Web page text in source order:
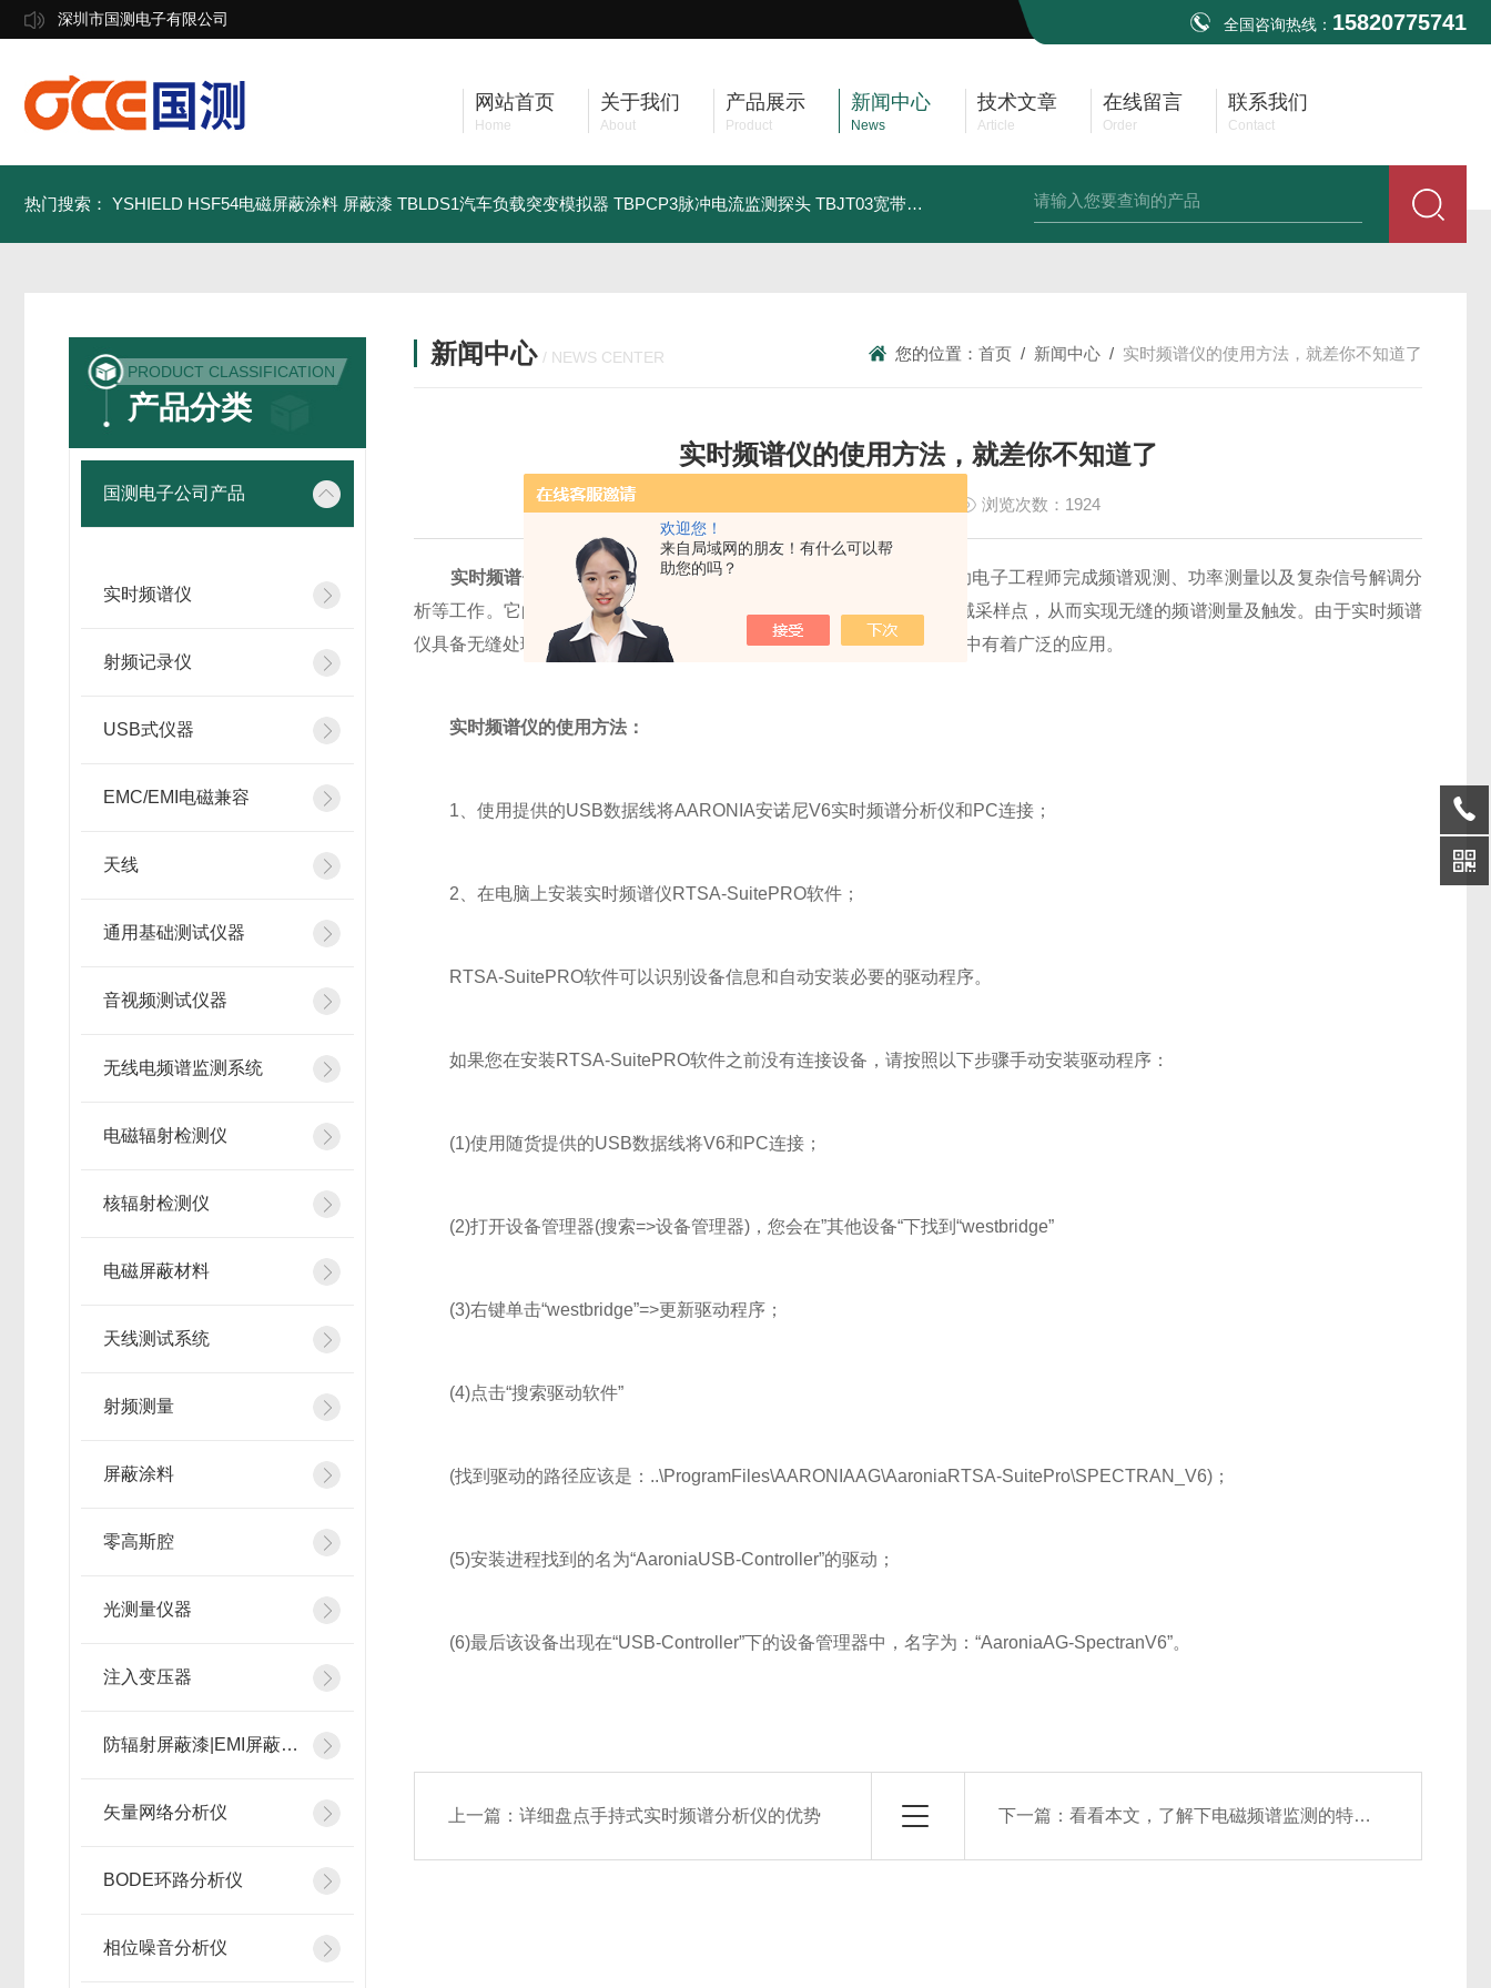
欢迎您！
来自局域网的朋友！有什么可以帮
助您的吗？
深圳市国测电子有限公司 全国咨询热线： 15820775741
网站首页
Home
关于我们
About
产品展示
Product
新闻中心
News
技术文章
Article
在线留言
Order
联系我们
Contact
热门搜索： YSHIELD HSF54电磁屏蔽涂料 屏蔽漆 TBLDS1汽车负载突变模拟器 TBPCP3脉冲电流监测探头 TBJT03宽带注入变压器 TBMA8 EMI测试天线30MHz-3GHz TBMA1B EMI双锥天线30M-3G
PRODUCT CLASSIFICATION
产品分类
国测电子公司产品
实时频谱仪
射频记录仪
USB式仪器
EMC/EMI电磁兼容
天线
通用基础测试仪器
音视频测试仪器
无线电频谱监测系统
电磁辐射检测仪
核辐射检测仪
电磁屏蔽材料
天线测试系统
射频测量
屏蔽涂料
零高斯腔
光测量仪器
注入变压器
防辐射屏蔽漆|EMI屏蔽涂料
矢量网络分析仪
BODE环路分析仪
相位噪音分析仪
新闻中心 / NEWS CENTER 您的位置： 首页 / 新闻中心 / 实时频谱仪的使用方法，就差你不知道了
实时频谱仪的使用方法，就差你不知道了
浏览次数：1924
实时频谱仪
是射频微波设计和测试工作中的常用仪器，它能够帮助电子工程师完成频谱观测、功率测量以及复杂信号解调分
析等工作。它的最大特点在于在信号处理过程中能够*利用所采集的时域采样点，从而实现无缝的频谱测量及触发。由于实时频谱
仪具备无缝处理能力，使得它在频谱监测，研发诊断以及雷达系统设计中有着广泛的应用。
实时频谱仪的使用方法：
1、使用提供的USB数据线将AARONIA安诺尼V6实时频谱分析仪和PC连接；
2、在电脑上安装实时频谱仪RTSA-SuitePRO软件；
RTSA-SuitePRO软件可以识别设备信息和自动安装必要的驱动程序。
如果您在安装RTSA-SuitePRO软件之前没有连接设备，请按照以下步骤手动安装驱动程序：
(1)使用随货提供的USB数据线将V6和PC连接；
(2)打开设备管理器(搜索=>设备管理器)，您会在”其他设备“下找到“westbridge”
(3)右键单击“westbridge”=>更新驱动程序；
(4)点击“搜索驱动软件”
(找到驱动的路径应该是：..\ProgramFiles\AARONIAAG\AaroniaRTSA-SuitePro\SPECTRAN_V6)；
(5)安装进程找到的名为“AaroniaUSB-Controller”的驱动；
(6)最后该设备出现在“USB-Controller”下的设备管理器中，名字为：“AaroniaAG-SpectranV6”。
上一篇：详细盘点手持式实时频谱分析仪的优势 下一篇： 看看本文，了解下电磁频谱监测的特点和原理